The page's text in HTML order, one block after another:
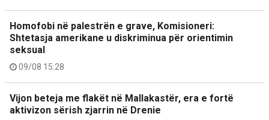
Homofobi në palestrën e grave, Komisioneri:
Shtetasja amerikane u diskriminua për orientimin
seksual
09/08 15:28
Vijon beteja me flakët në Mallakastër, era e fortë
aktivizon sërish zjarrin në Drenie